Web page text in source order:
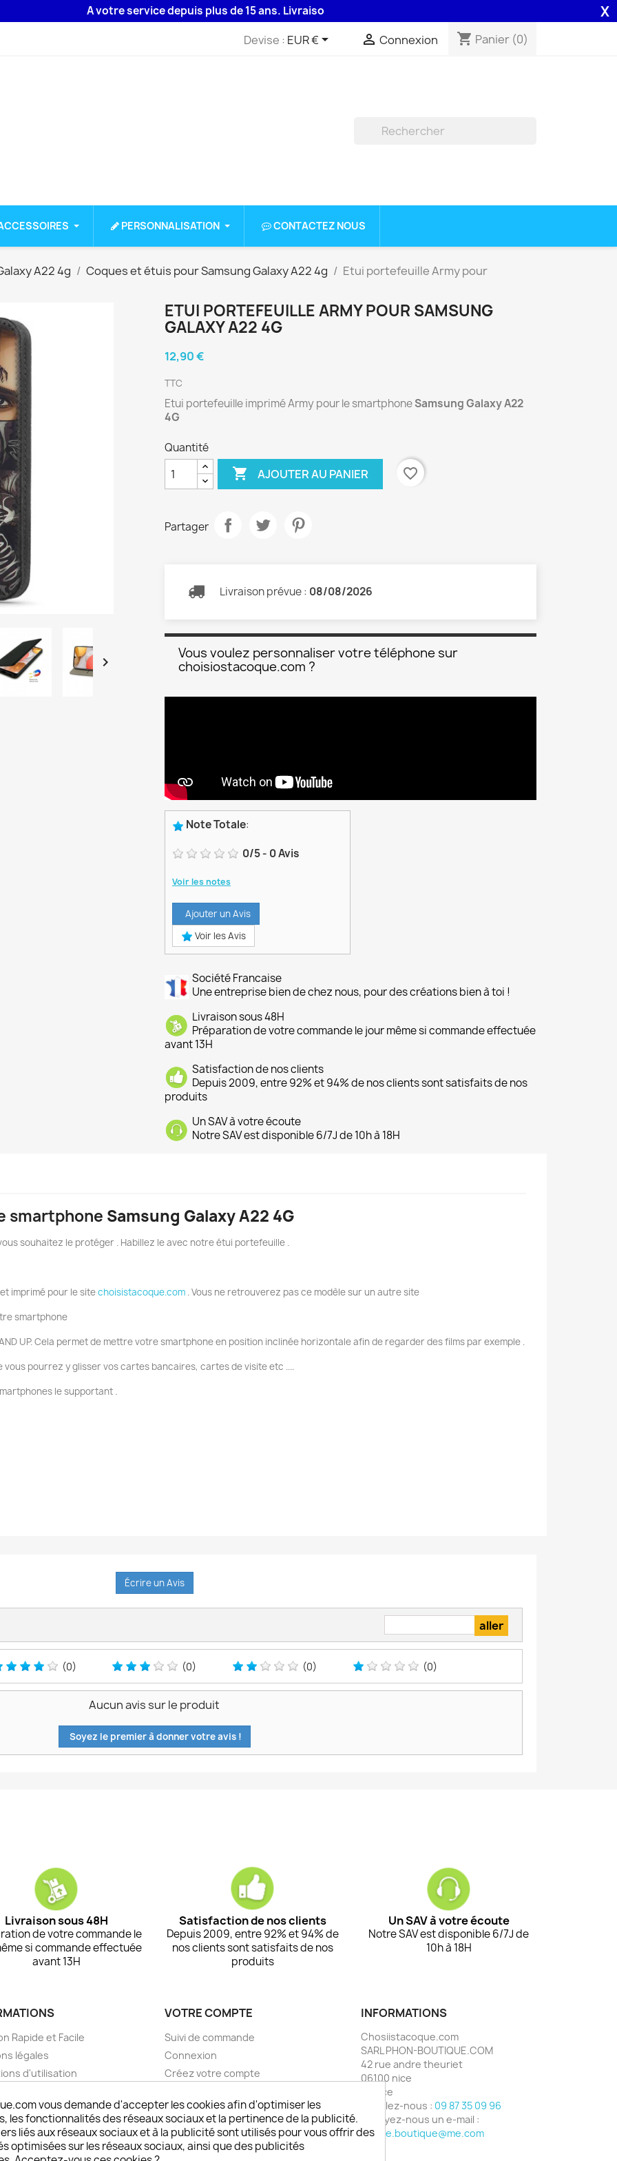
A votre service depuis plus de 15 ans. Livraison 48H assurée par la Poste . X
Devise : EUR €  Connexion shopping_cart Panier (0)
PERSONNALISATION CONTACTEZ NOUS
A22 4g Coques et étuis pour Samsung Galaxy A22 4g Etui portefeuille Army pour

ETUI PORTEFEUILLE ARMY POUR SAMSUNG
GALAXY A22 4G
12,90 €
TTC
Etui portefeuille imprimé Army pour le smartphoneSamsung Galaxy A22
4G
Quantité
 AJOUTER AU PANIER favorite_border
Partager
Livraison prévue : 08/08/2026
Vous voulez personnaliser votre téléphone sur
choisiostacoque.com ?
Note Totale:
0/5- 0Avis
Voir les notes
Ajouter un Avis
Voir les Avis
Société Francaise
Une entreprise bien de chez nous, pour des créations bien à toi !
Livraison sous 48H
Préparation de votre commande le jour même si commande effectuée
avant 13H
Satisfaction de nos clients
Depuis 2009, entre 92% et 94% de nos clients sont satisfaits de nos
produits
Un SAV à votre écoute
Notre SAV est disponible 6/7J de 10h à 18H
smartphone Samsung Galaxy A22 4G
souhaitez le protéger . Habillez le avec notre étui portefeuille .
imprimé pour le sitechoisistacoque.com . Vous ne retrouverez pas ce modèle sur un autre site
smartphone
UP. Cela permet de mettre votre smartphone en position inclinée horizontale afin de regarder des films par exemple .
pourrez y glisser vos cartes bancaires, cartes de visite etc ....
le supportant .
Écrire un Avis
(0) (0) (0) (0)
Aucun avis sur le produit
Soyez le premier à donner votre avis !
Livraison sous 48H
de votre commande le
si commande effectuée
avant 13H
Satisfaction de nos clients
Depuis 2009, entre 92% et 94% de
nos clients sont satisfaits de nos
produits
Un SAV à votre écoute
Notre SAV est disponible 6/7J de
10h à 18H
Rapide et Facile
légales
d'utilisation
sécurisé choisistacoque
et remboursements
DOM TOM et outremer
VOTRE COMPTE
Suivi de commande
Connexion
Créez votre compte
INFORMATIONS
Chosiistacoque.com
SARL PHON-BOUTIQUE.COM
42 rue andre theuriet
06100 nice
France
Appelez-nous : 09 87 35 09 96
Envoyez-nous un e-mail :
phone.boutique@me.com
vous demande d'accepter les cookies afin d'optimiser les
les fonctionnalités des réseaux sociaux et la pertinence de la publicité.
liés aux réseaux sociaux et à la publicité sont utilisés pour vous offrir des
optimisées sur les réseaux sociaux, ainsi que des publicités